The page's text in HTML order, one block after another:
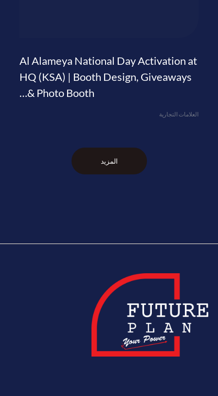
Al Alameya National Day Activation at
HQ (KSA) | Booth Design, Giveaways
& Photo Booth…
العلامات التجارية
المزيد